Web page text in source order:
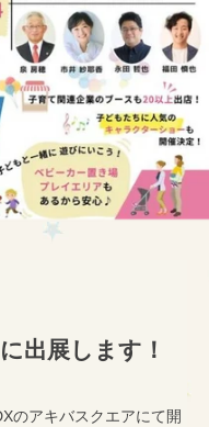
出展します！
のアキバスクエアにて開